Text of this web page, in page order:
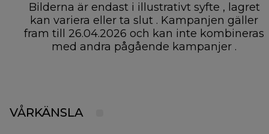
Bilderna är endast i illustrativt syfte , lagret
kan variera eller ta slut . Kampanjen gäller
fram till 26.04.2026 och kan inte kombineras
med andra pågående kampanjer .
VÅRKÄNSLA